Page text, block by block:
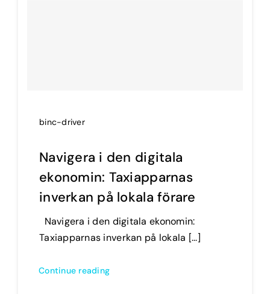
binc-driver
Navigera i den digitala
ekonomin: Taxiapparnas
inverkan på lokala förare
Navigera i den digitala ekonomin:
Taxiapparnas inverkan på lokala [...]
Continue reading